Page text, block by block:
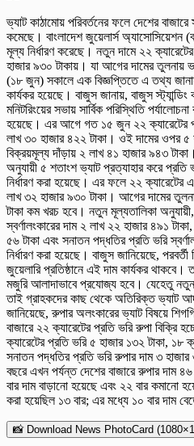
ভ্যাট কাঠামোয় পরিবর্তনের ফলে দেশের বাজারে
কমেছে। বাংলাদেশ জুয়েলার্স অ্যাসোসিয়েশন
মূল্য নির্ধারণ করেছে। নতুন দামে ২২
হাজার ৯৩০ টাকায়। যা আগের দামের তুলনায়
(১৮ জুন) সকালে এক বিজ্ঞপ্তিতে এ তথ্য
কার্যকর হয়েছে। বাজুস জানায়, বাজুস
মনিটরিংয়ের সভায় সার্বিক পরিস্থিতি
হয়েছে। এর আগে গত ১৫ জুন ২২ ক্যারেটের
লাখ ৩০ হাজার ৪২২ টাকা। ওই দামের ওপর ৫
বিক্রয়মূল্য দাঁড়ায় ২ লাখ ৪১ হাজার ৯৪৩
অনুযায়ী ৫ শতাংশ ভ্যাট প্রত্যাহার করে প্রতি
নির্ধারণ করা হয়েছে। এর ফলে ২২ ক্যারেটের
লাখ ৩২ হাজার ৯৩০ টাকা। আগের দামের
টাকা কম খরচ হবে। নতুন মূল্যতালিকা
স্বর্ণালংকারের দাম ২ লাখ ২২ হাজার ৪৯১
৫৬ টাকা এবং সনাতন পদ্ধতির প্রতি ভরি
নির্ধারণ করা হয়েছে। বাজুস জানিয়েছে,
জুয়েলারি প্রতিষ্ঠানে এই দাম কার্যকর
মজুরি আলাদাভাবে প্রযোজ্য হবে। যেহেতু
তাই গ্রাহকদের কাছ থেকে অতিরিক্ত ভ্যাট
জানিয়েছে, রুপার অলংকারের ভ্যাট বিষয়ে
বাজারে ২২ ক্যারেটের প্রতি ভরি রুপা বিক্রি
ক্যারেটের প্রতি ভরি ৫ হাজার ১৩২ টাকা, ১৮
সনাতন পদ্ধতির প্রতি ভরি রুপার দাম ৩
বছরে এখন পর্যন্ত দেশের বাজারে রুপার দাম
বার দাম বাড়ানো হয়েছে এবং ২২ বার
করা হয়েছিল ১৩ বার; এর মধ্যে ১০ বার দাম
📸 Download News PhotoCard